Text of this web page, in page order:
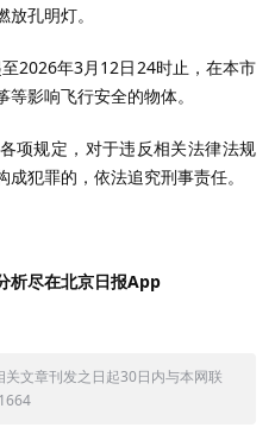
孔明灯。
2026年3月12日24时止，在本市
影响飞行安全的物体。
项规定，对于违反相关法律法规
犯罪的，依法追究刑事责任。
析尽在北京日报App
文章刊发之日起30日内与本网联